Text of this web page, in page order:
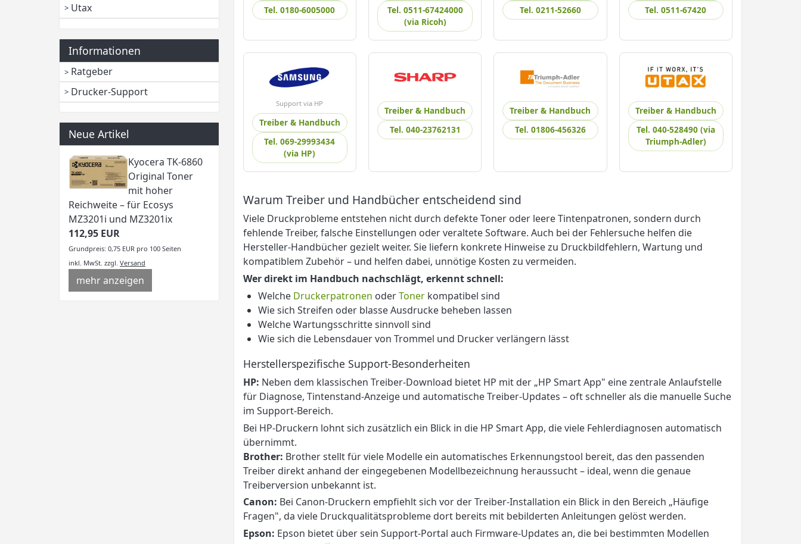
Utax
Informationen
Ratgeber
Drucker-Support
Neue Artikel
Kyocera TK-6860
Original Toner
mit hoher
Reichweite – für Ecosys
MZ3201i und MZ3201ix
112,95 EUR
Grundpreis: 0,75 EUR pro 100 Seiten
inkl. MwSt. zzgl. Versand
mehr anzeigen
Tel. 0180-6005000
Tel. 0511-67424000
(via Ricoh)
Tel. 0211-52660
Tel. 0511-67420
Support via HP
Treiber & Handbuch
Tel. 069-29993434
(via HP)
Treiber & Handbuch
Tel. 040-23762131
Treiber & Handbuch
Tel. 01806-456326
Treiber & Handbuch
Tel. 040-528490 (via
Triumph-Adler)
Warum Treiber und Handbücher entscheidend sind
Viele Druckprobleme entstehen nicht durch defekte Toner oder leere Tintenpatronen, sondern durch
fehlende Treiber, falsche Einstellungen oder veraltete Software. Auch bei der Fehlersuche helfen die
Hersteller-Handbücher gezielt weiter. Sie liefern konkrete Hinweise zu Druckbildfehlern, Wartung und
kompatiblem Zubehör – und helfen dabei, unnötige Kosten zu vermeiden.
Wer direkt im Handbuch nachschlägt, erkennt schnell:
Welche Druckerpatronen oderTonerkompatibel sind
Wie sich Streifen oder blasse Ausdrucke beheben lassen
Welche Wartungsschritte sinnvoll sind
Wie sich die Lebensdauer von Trommel und Drucker verlängern lässt
Herstellerspezifische Support-Besonderheiten
HP: Neben dem klassischen Treiber-Download bietet HP mit der „HP Smart App" eine zentrale Anlaufstelle
für Diagnose, Tintenstand-Anzeige und automatische Treiber-Updates – oft schneller als die manuelle Suche
im Support-Bereich.
Bei HP-Druckern lohnt sich zusätzlich ein Blick in die HP Smart App, die viele Fehlerdiagnosen automatisch
übernimmt.
Brother: Brother stellt für viele Modelle ein automatisches Erkennungstool bereit, das den passenden
Treiber direkt anhand der eingegebenen Modellbezeichnung heraussucht – ideal, wenn die genaue
Treiberversion unbekannt ist.
Canon: Bei Canon-Druckern empfiehlt sich vor der Treiber-Installation ein Blick in den Bereich „Häufige
Fragen", da viele Druckqualitätsprobleme dort bereits mit bebilderten Anleitungen gelöst werden.
Epson: Epson bietet über sein Support-Portal auch Firmware-Updates an, die bei bestimmten Modellen